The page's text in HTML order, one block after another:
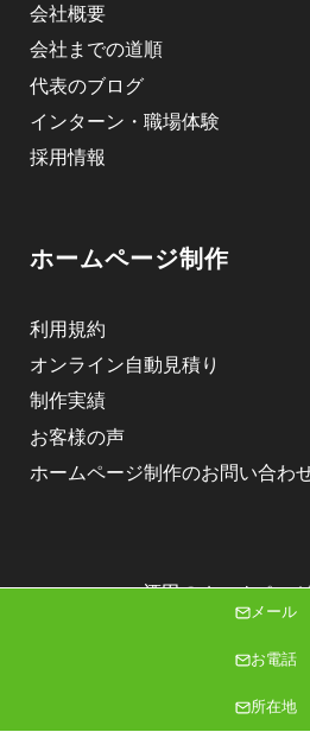
会社概要
会社までの道順
代表のブログ
インターン・職場体験
採用情報
ホームページ制作
利用規約
オンライン自動見積り
制作実績
お客様の声
ホームページ制作のお問い合わ
酒田のホームペー
株式会社ニゴロ
Copyright (C) 2026 株式会社ニゴロデザ
メール
お電話
所在地